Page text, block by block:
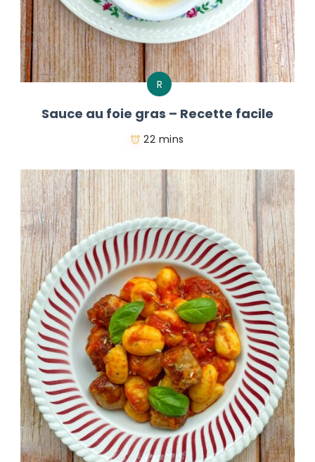
R
Sauce au foie gras – Recette facile
22 mins